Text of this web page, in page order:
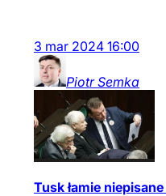
3 mar 2024 16:00
Piotr Semka
Tusk łamie